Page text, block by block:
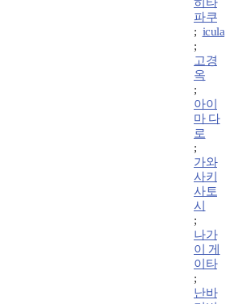
히타
파쿠
; icula
;
고경
옥
;
아이
마 다
로
;
가와
사키
사토
시
;
나가
이 게
이타
;
난바